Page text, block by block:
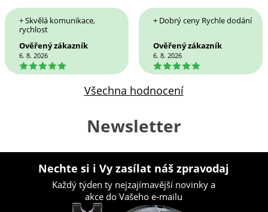
+ Skvělá komunikace,
rychlost
Ověřený zákazník
6. 8. 2026
5
+ Dobrý ceny Rychle dodání
Ověřený zákazník
6. 8. 2026
5
Všechna hodnocení
Newsletter
Nechte si i Vy zasílat náš zpravodaj
Každý týden ty nejzajímavější novinky a
akce do Vašeho e-mailu